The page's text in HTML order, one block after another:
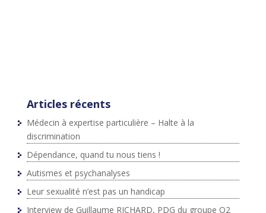
Articles récents
Médecin à expertise particulière – Halte à la
discrimination
Dépendance, quand tu nous tiens !
Autismes et psychanalyses
Leur sexualité n’est pas un handicap
Interview de Guillaume RICHARD, PDG du groupe O2